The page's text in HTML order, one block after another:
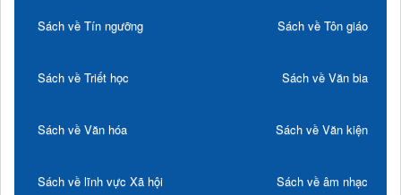
Sách về Tín ngưỡng Sách về Tôn giáo
Sách về Triết học Sách về Văn bia
Sách về Văn hóa Sách về Văn kiện
Sách về lĩnh vực Xã hội Sách về âm nhạc